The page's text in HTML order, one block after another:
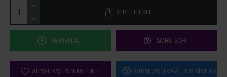
SEPETE EKLE
HEMEN AL SORU SOR
ALIŞVERIŞ LISTEME EKLE KARŞILAŞTIRMA LISTESINE EKLE